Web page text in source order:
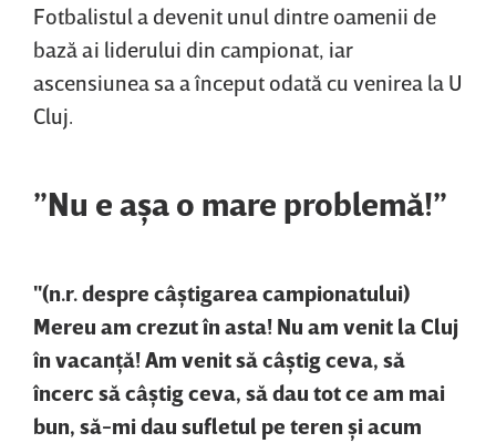
Fotbalistul a devenit unul dintre oamenii de
bază ai liderului din campionat, iar
ascensiunea sa a început odată cu venirea la U
Cluj.
”Nu e aşa o mare problemă!”
"(n.r. despre câştigarea campionatului)
Mereu am crezut în asta! Nu am venit la Cluj
în vacanţă! Am venit să câştig ceva, să
încerc să câştig ceva, să dau tot ce am mai
bun, să-mi dau sufletul pe teren şi acum